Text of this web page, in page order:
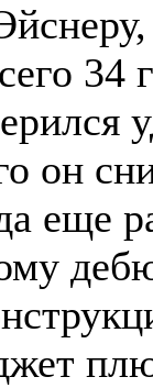
34
он
еще